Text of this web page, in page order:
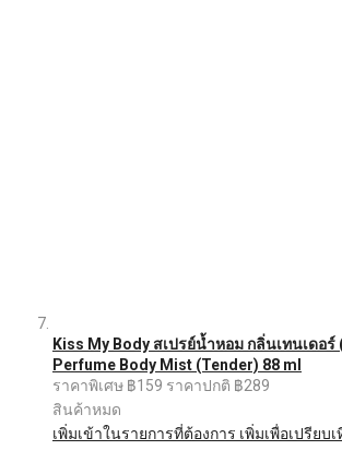
Kiss My Body สเปรย์น้ำหอม กลิ่นเทนเดอ
Perfume Body Mist (Tender) 88 ml
ราคาพิเศษ ฿159 ราคาปกติ ฿289
สินค้าหมด
เพิ่มเข้าในรายการที่ต้องการ เพิ่มเพื่อเปรียบ